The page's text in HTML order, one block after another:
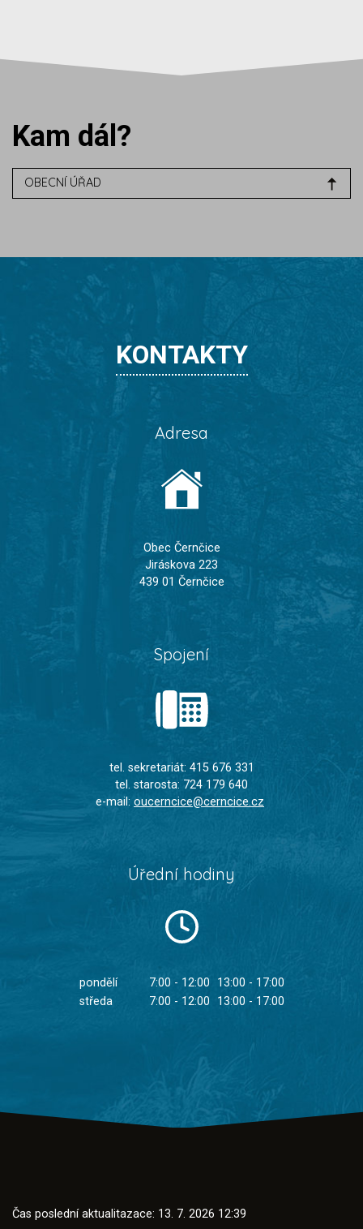
Kam dál?
OBECNÍ ÚŘAD
KONTAKTY
Adresa
Obec Černčice
Jiráskova 223
439 01 Černčice
Spojení
tel. sekretariát: 415 676 331
tel. starosta: 724 179 640
e-mail: oucerncice@cerncice.cz
Úřední hodiny
pondělí 7:00 - 12:00
13:00 - 17:00
středa
7:00 - 12:00 13:00 - 17:00
Čas poslední aktualitazace: 13. 7. 2026 12:39